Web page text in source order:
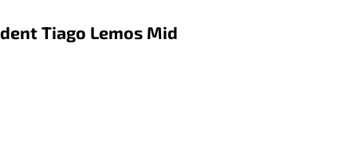
Tiago Lemos Mid